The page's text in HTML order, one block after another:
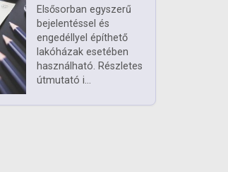
Elsősorban egyszerű
bejelentéssel és
engedéllyel építhető
lakóházak esetében
használható. Részletes
útmutató i...